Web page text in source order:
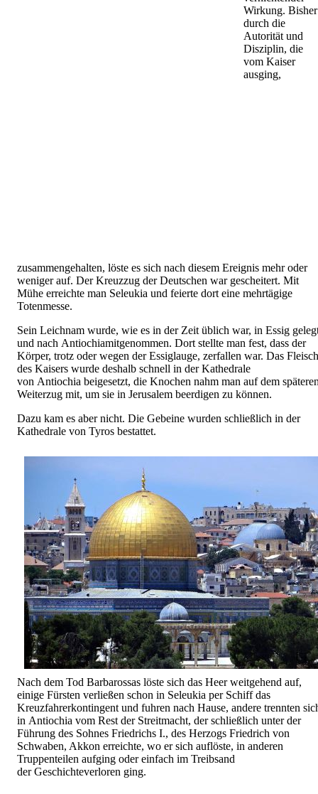
Wirkung. Bisher
durch die
Autorität und
Disziplin, die
vom Kaiser
ausging,
zusammengehalten, löste es sich nach diesem Ereignis mehr oder
weniger auf. Der Kreuzzug der Deutschen war gescheitert. Mit
Mühe erreichte man Seleukia und feierte dort eine mehrtägige
Totenmesse.
Sein Leichnam wurde, wie es in der Zeit üblich war, in Essig
und nach Antiochiamitgenommen. Dort stellte man fest, dass der
Körper, trotz oder wegen der Essiglauge, zerfallen war. Das Fleisch
des Kaisers wurde deshalb schnell in der Kathedrale
von Antiochia beigesetzt, die Knochen nahm man auf dem
Weiterzug mit, um sie in Jerusalem beerdigen zu können.
Dazu kam es aber nicht. Die Gebeine wurden schließlich in der
Kathedrale von Tyros bestattet.
Nach dem Tod Barbarossas löste sich das Heer weitgehend auf,
einige Fürsten verließen schon in Seleukia per Schiff das
Kreuzfahrerkontingent und fuhren nach Hause, andere trennten
in Antiochia vom Rest der Streitmacht, der schließlich unter der
Führung des Sohnes Friedrichs I., des Herzogs Friedrich von
Schwaben, Akkon erreichte, wo er sich auflöste, in anderen
Truppenteilen aufging oder einfach im Treibsand
der Geschichteverloren ging.